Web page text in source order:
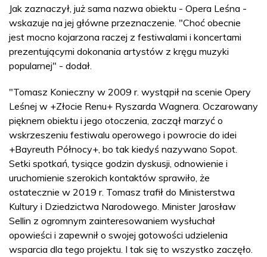
Jak zaznaczył, już sama nazwa obiektu - Opera Leśna -
wskazuje na jej główne przeznaczenie. "Choć obecnie
jest mocno kojarzona raczej z festiwalami i koncertami
prezentującymi dokonania artystów z kręgu muzyki
popularnej" - dodał.
"Tomasz Konieczny w 2009 r. wystąpił na scenie Opery
Leśnej w +Złocie Renu+ Ryszarda Wagnera. Oczarowany
pięknem obiektu i jego otoczenia, zaczął marzyć o
wskrzeszeniu festiwalu operowego i powrocie do idei
+Bayreuth Północy+, bo tak kiedyś nazywano Sopot.
Setki spotkań, tysiące godzin dyskusji, odnowienie i
uruchomienie szerokich kontaktów sprawiło, że
ostatecznie w 2019 r. Tomasz trafił do Ministerstwa
Kultury i Dziedzictwa Narodowego. Minister Jarosław
Sellin z ogromnym zainteresowaniem wysłuchał
opowieści i zapewnił o swojej gotowości udzielenia
wsparcia dla tego projektu. I tak się to wszystko zaczęło.